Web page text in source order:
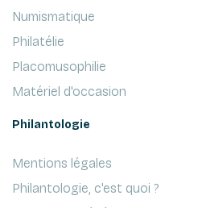
Numismatique
Philatélie
Placomusophilie
Matériel d'occasion
Philantologie
Mentions légales
Philantologie, c'est quoi ?